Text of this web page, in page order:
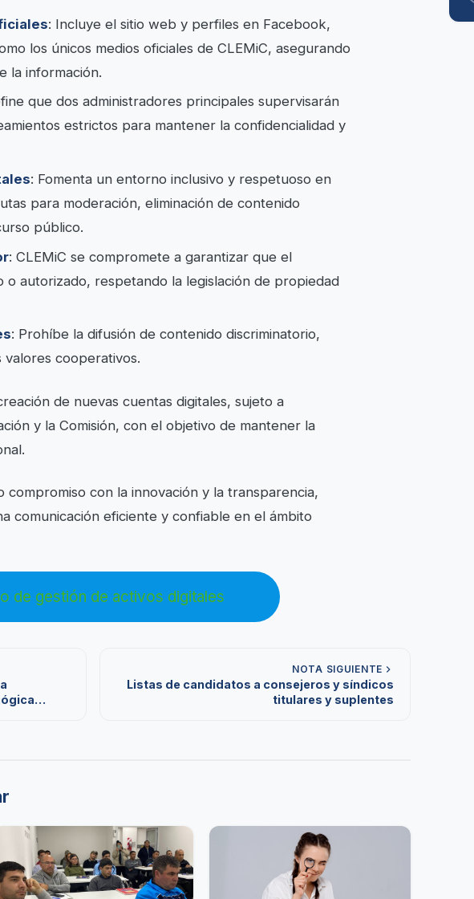
: Incluye el sitio web y perfiles en Facebook,
los únicos medios oficiales de CLEMiC, asegurando
la información.
que dos administradores principales supervisarán
estrictos para mantener la confidencialidad y
: Fomenta un entorno inclusivo y respetuoso en
para moderación, eliminación de contenido
público.
: CLEMiC se compromete a garantizar que el
autorizado, respetando la legislación de propiedad
: Prohíbe la difusión de contenido discriminatorio,
cooperativos.
de nuevas cuentas digitales, sujeto a
y la Comisión, con el objetivo de mantener la
compromiso con la innovación y la transparencia,
comunicación eficiente y confiable en el ámbito
de gestión de activos digitales
NOTA SIGUIENTE
Listas de candidatos a consejeros y síndicos
titulares y suplentes